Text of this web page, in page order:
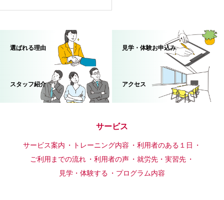
選ばれる理由 見学・体験お申込み
スタッフ紹介 アクセス
サービス
サービス案内 トレーニング内容
利用者のある１日
ご利用までの流れ
利用者の声
就労先・実習先
見学・体験する
プログラム内容